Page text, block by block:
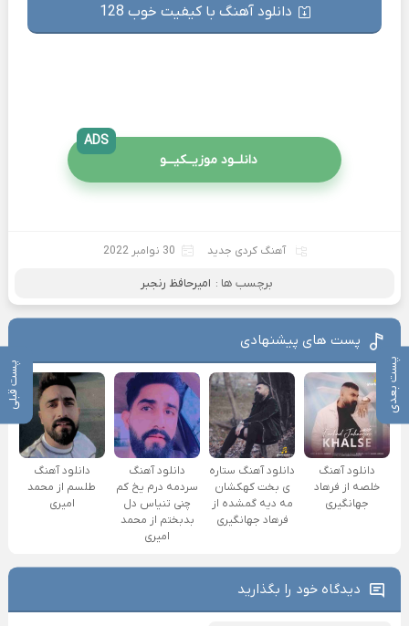
پست بعدی پست قبلی
دانلود آهنگ با کیفیت خوب 128
دانلــود موزیــکیـــو
ADS
آهنگ کردی جدید 30 نوامبر 2022
برچسب ها : امیرحافظ رنجبر
پست های پیشنهادی
دانلود آهنگ
خلصه از فرهاد
جهانگیری
دانلود آهنگ ستاره
ی بخت کهکشان
مه دیه گمشده از
فرهاد جهانگیری
دانلود آهنگ
سردمه درم یخ کم
چنی تنیاس دل
بدبختم از محمد
امیری
دانلود آهنگ
طلسم از محمد
امیری
دیدگاه خود را بگذارید